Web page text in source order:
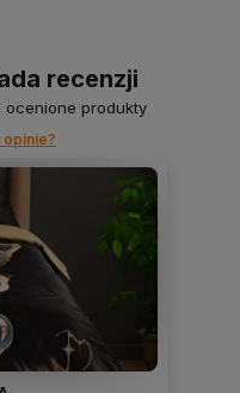
recenzji
ocenione produkty
opinie?